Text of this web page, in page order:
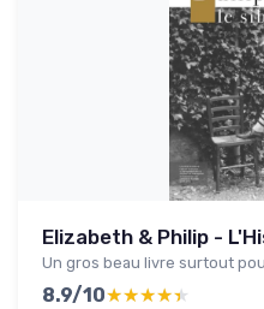
Elizabeth & Philip -
Un gros beau livre surtout
8.9/10★★★★★
★★★★★